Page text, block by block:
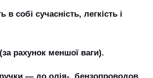
собі сучасність, легкість і
рахунок меншої ваги).